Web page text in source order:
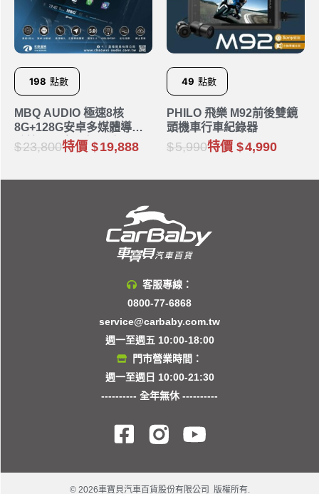
198 點數
MBQ AUDIO 極速8核
8G+128G安卓多媒體導航
系統 Q77｜9吋 10吋
23,800特價 19,888
49 點數
PHILO 飛樂 M92前後雙鏡
頭機車行車紀錄器
5,990特價 4,990
客服專線：
0800-77-6868
service@carbaby.com.tw
週一至週五 10:00-18:00
門市營業時間：
週一至週日 10:00-21:30
---------- 全年無休 ----------
© 2026車寶貝汽車百貨股份有限公司 版權所有.